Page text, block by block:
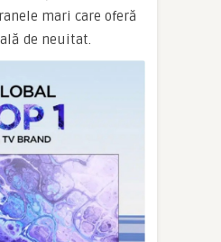
mari care oferă
de neuitat.